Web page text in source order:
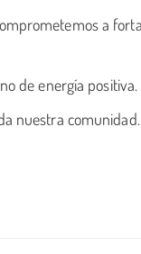
a
de energía positiva.
nuestra comunidad.